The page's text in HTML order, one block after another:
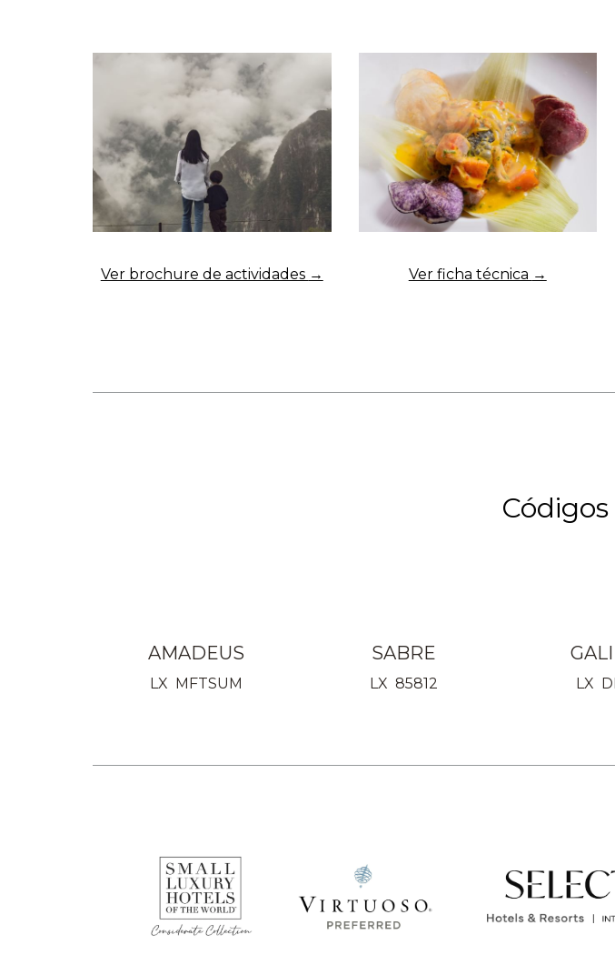
Ver brochure de actividades Ver ficha técnica
AMADEUS
LX MFTSUM
SABRE
LX 85812 LX